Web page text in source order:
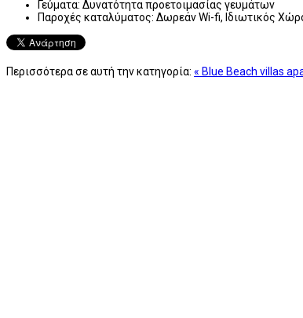
Γεύματα: Δυνατότητα προετοιμασίας γευμάτων
Παροχές καταλύματος: Δωρεάν Wi-fi, Ιδιωτικός
Περισσότερα σε αυτή την κατηγορία: « Blue Beach villas